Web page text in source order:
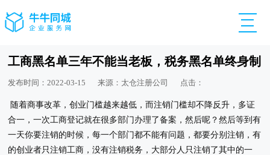
工商黑名单三年不能当老板，税务黑名单终身制
发布时间：2022-03-15 来源：太仓注册公司 点击：
随着商事改革，创业门槛越来越低，而注销门槛却不降反升，多证
合一，一次工商登记就在很多部门办理了备案，然后呢？然后等到有
一天你要注销的时候，每一个部门都不能有问题，都要分别注销，有
的创业者只注销工商，没有注销税务，大部分人只注销了其中的一